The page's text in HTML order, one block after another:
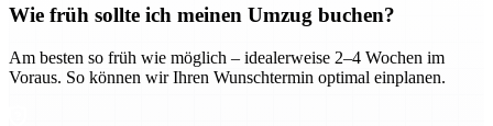
Wie früh sollte ich meinen Umzug buchen?
Am besten so früh wie möglich – idealerweise 2–4 Wochen im
Voraus. So können wir Ihren Wunschtermin optimal einplanen.